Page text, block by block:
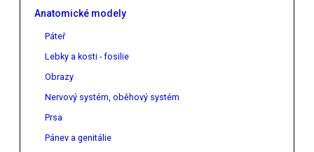
Anatomické modely
Páteř
Lebky a kosti - fosilie
Obrazy
Nervový systém, oběhový systém
Prsa
Pánev a genitálie